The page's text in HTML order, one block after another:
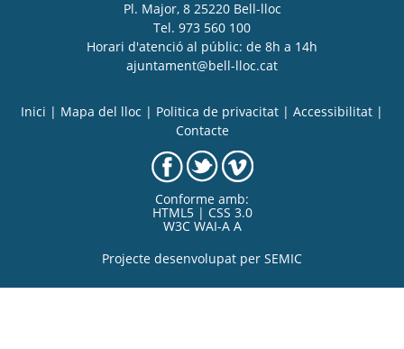
Pl. Major, 8 25220 Bell-lloc
Tel. 973 560 100
Horari d'atenció al públic: de 8h a 14h
ajuntament@bell-lloc.cat
Inici | Mapa del lloc | Politica de privacitat | Accessibilitat |
Contacte
Conforme amb:
HTML5 | CSS 3.0
W3C WAI-A A
Projecte desenvolupat per SEMIC